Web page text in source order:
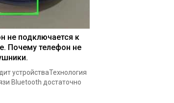
не подключается к
Почему телефон не
устройстваТехнология
Bluetooth достаточно